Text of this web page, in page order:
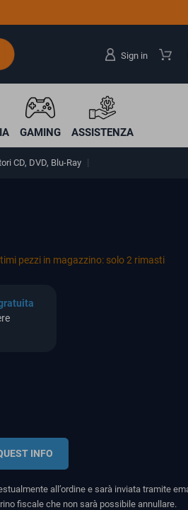
Sign in
GAMING ASSISTENZA
CD, DVD, Blu-Ray
pezzi in magazzino: solo 2 rimasti
INFO
all’ordine e sarà inviata tramite
fiscale che non sarà possibile annullare.